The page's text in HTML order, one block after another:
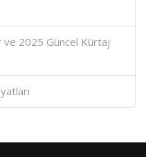
2025 Güncel Kürtaj